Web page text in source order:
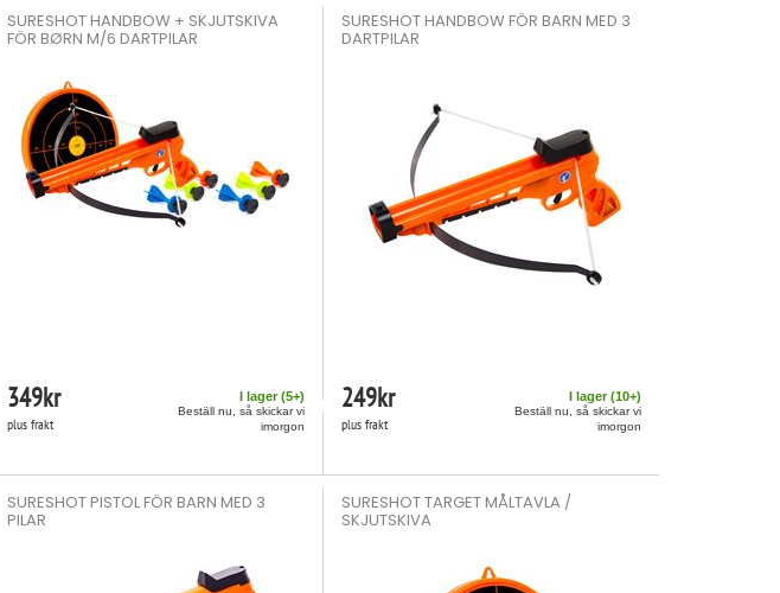
SURESHOT HANDBOW + SKJUTSKIVA
FÖR BØRN M/6 DARTPILAR
349kr
plus frakt
I lager (5+)
Beställ nu, så skickar vi
imorgon
SURESHOT HANDBOW FÖR BARN MED 3
DARTPILAR
249kr
plus frakt
I lager (10+)
Beställ nu, så skickar vi
imorgon
SURESHOT PISTOL FÖR BARN MED 3
PILAR
SURESHOT TARGET MÅLTAVLA /
SKJUTSKIVA